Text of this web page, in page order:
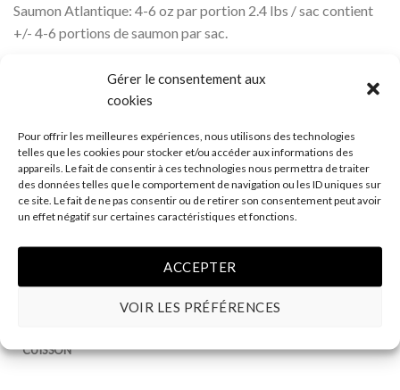
Gérer le consentement aux
cookies
Pour offrir les meilleures expériences, nous utilisons des technologies
telles que les cookies pour stocker et/ou accéder aux informations des
appareils. Le fait de consentir à ces technologies nous permettra de traiter
des données telles que le comportement de navigation ou les ID uniques sur
ce site. Le fait de ne pas consentir ou de retirer son consentement peut avoir
un effet négatif sur certaines caractéristiques et fonctions.
ACCEPTER
VOIR LES PRÉFÉRENCES
Saumon Atlantique: 4-6 oz par portion 2.4 lbs / sac contient
+/- 4-6 portions de saumon par sac.
quantité de Saumon Atlantique
AJOUTER AU PANIER
CUISSON